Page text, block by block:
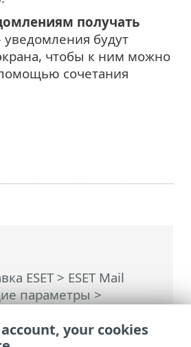
ESET> ESET Mail
параметры>
получать
будут
чтобы к ним можно
сочетания
your cookies